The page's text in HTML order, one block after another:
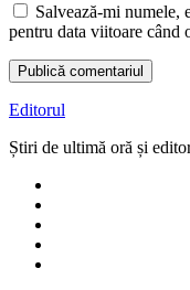
Salvează-mi numele,
pentru data viitoare când
Editorul
Știri de ultimă oră și